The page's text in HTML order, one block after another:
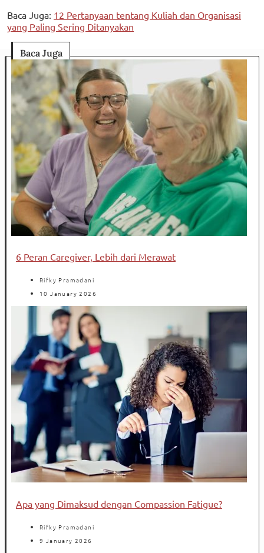
Baca Juga: 12 Pertanyaan tentang Kuliah dan Organisasi
yang Paling Sering Ditanyakan
Baca Juga
6 Peran Caregiver, Lebih dari Merawat
Rifky Pramadani
10 January 2026
Apa yang Dimaksud dengan Compassion Fatigue?
Rifky Pramadani
9 January 2026